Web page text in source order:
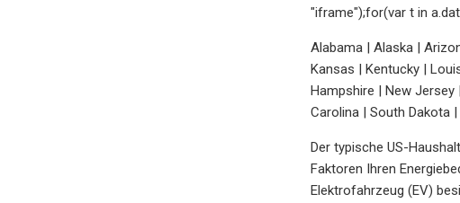
"iframe");for(var t in
Alabama | Alaska |
Kansas | Kentucky |
Hampshire | New Jersey
Carolina | South Dakota
Der typische US-
Faktoren Ihren
Elektrofahrzeug (EV)